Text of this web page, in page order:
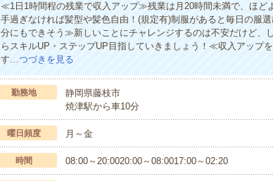
≪1日1時間程の残業で収入アップ≫残業は月20時間未満で、ほ
手過ぎなければ髪型や髪色自由！(規定有)制服があると毎日の服
分にもできそう≫新しいことにチャレンジするのは不安だけど、
らスキルUP・ステップUP目指していきましょう！≪収入アップ
す…つづきを見る
勤務地
静岡県藤枝市
焼津駅から車10分
曜日頻度 月～金
時間 08:00～20:0020:00～08:0017:00～02:20